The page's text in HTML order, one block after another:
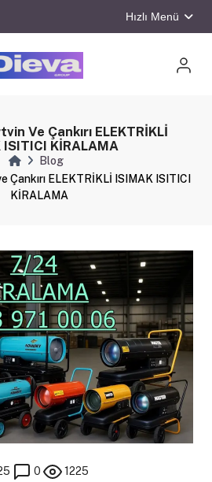
Hızlı Menü
Ve Çankırı ELEKTRİKLİ
ISITICI KİRALAMA
Blog
Çankırı ELEKTRİKLİ ISIMAK ISITICI
KİRALAMA
0
1225